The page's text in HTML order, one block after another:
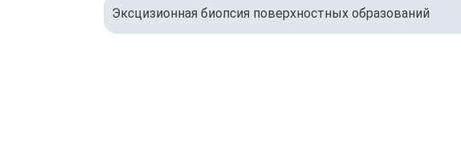
Эксцизионная биопсия поверхностных образований